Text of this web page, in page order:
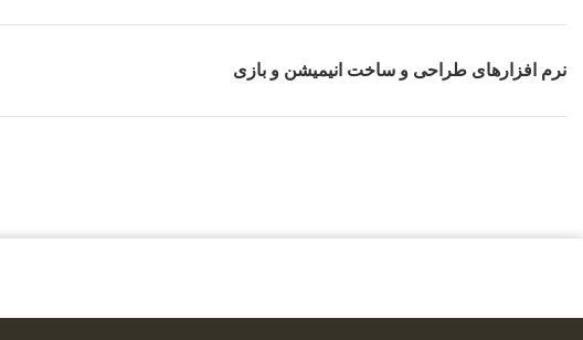
نرم افزارهای طراحی و ساخت انیمیشن و بازی